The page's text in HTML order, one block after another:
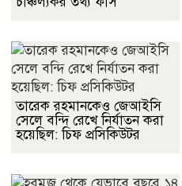
তারেক রহমানকেও জেআইসি
সেলে বন্দি রেখে নির্যাতন করা
হয়েছিল: চিফ প্রসিকিউটর